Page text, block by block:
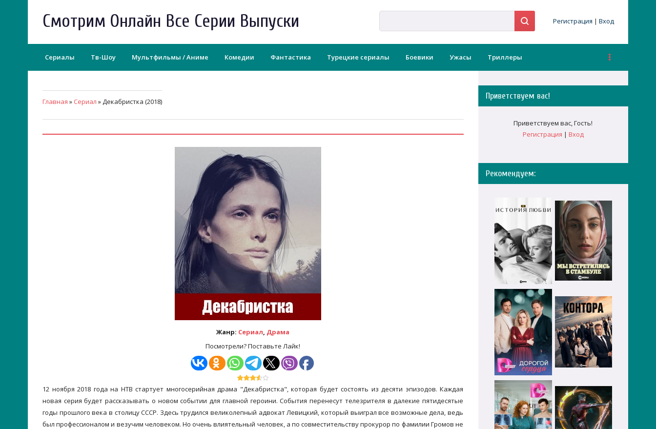
Смотрим Онлайн Все Серии Выпуски Регистрация | Вход
Сериалы Тв-Шоу Мультфильмы / Аниме Комедии Фантастика Турецкие сериалы Боевики Ужасы Триллеры
Главная » Сериал » Декабристка (2018)
Жанр: Сериал, Драма
Посмотрели? Поставьте Лайк!
12 ноября 2018 года на НТВ стартует многосерийная драма "Декабристка", которая будет состоять из десяти эпизодов. Каждая
новая серия будет рассказывать о новом событии для главной героини. События перенесут телезрителя в далекие пятидесятые
годы прошлого века в столицу СССР. Здесь трудился великолепный адвокат Левицкий, который выиграл все возможные дела, ведь
был профессионалом и везучим человеком. Но очень влиятельный человек, а по совместительству прокурор по фамилии Громов не
Приветствуем вас!
Приветствуем вас,Гость!
Регистрация | Вход
Рекомендуем: